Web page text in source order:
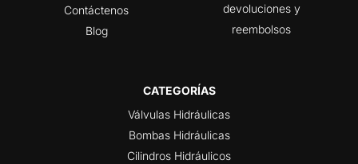
Contáctenos
Blog
devoluciones y
reembolsos
CATEGORÍAS
Válvulas Hidráulicas
Bombas Hidráulicas
Cilindros Hidráulicos